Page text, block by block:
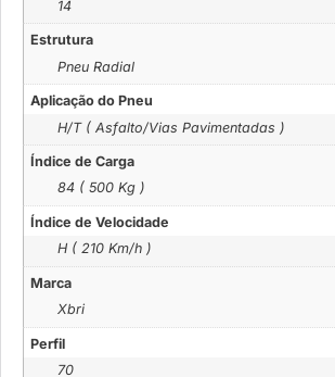
14
Estrutura
Pneu Radial
Aplicação do Pneu
H/T ( Asfalto/Vias Pavimentadas )
Índice de Carga
84 ( 500 Kg )
Índice de Velocidade
H ( 210 Km/h )
Marca
Xbri
Perfil
70